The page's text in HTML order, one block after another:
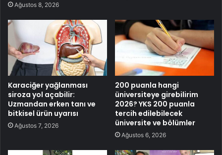
Ağustos 8, 2026
Karaciğer yağlanması
siroza yol açabilir:
Uzmandan erken tanı ve
bitkisel ürün uyarısı
Ağustos 7, 2026
200 puanla hangi
üniversiteye girebilirim
2026? YKS 200 puanla
tercih edilebilecek
üniversite ve bölümler
Ağustos 6, 2026